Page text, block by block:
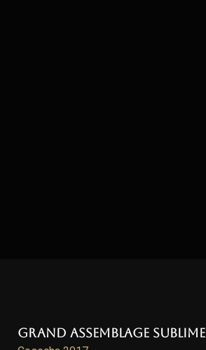
Grand Assemblage Sublime